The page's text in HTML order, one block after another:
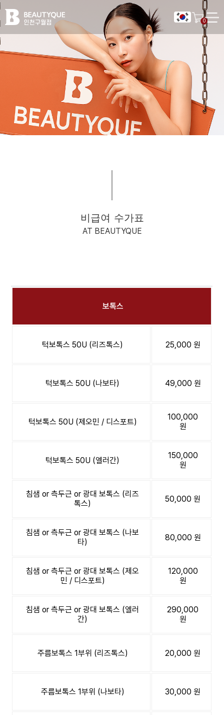
뷰
티
의
인
0
비급여 수가표
AT BEAUTYQUE
보톡스
턱보톡스 50U (리즈톡스) 25,000 원
턱보톡스 50U (나보타) 49,000 원
턱보톡스 50U (제오민 / 디스포트)
100,000
원
턱보톡스 50U (엘러간)
150,000
원
침샘 or 측두근 or 광대 보톡스 (리즈
톡스)
50,000 원
침샘 or 측두근 or 광대 보톡스 (나보
타)
80,000 원
침샘 or 측두근 or 광대 보톡스 (제오
민 / 디스포트)
120,000
원
침샘 or 측두근 or 광대 보톡스 (엘러
간)
290,000
원
주름보톡스 1부위 (리즈톡스) 20,000 원
주름보톡스 1부위 (나보타) 30,000 원
CONSULTATION
뷰티크의원 인천구월점
뷰티크의원 카카오톡 플러스친구 추가하시면,
빠른 실시간 카톡상담을 받으실 수 있습니다.
카카오톡 상담하기
뷰티크의원 인천구월점
지점 전화 상담하기